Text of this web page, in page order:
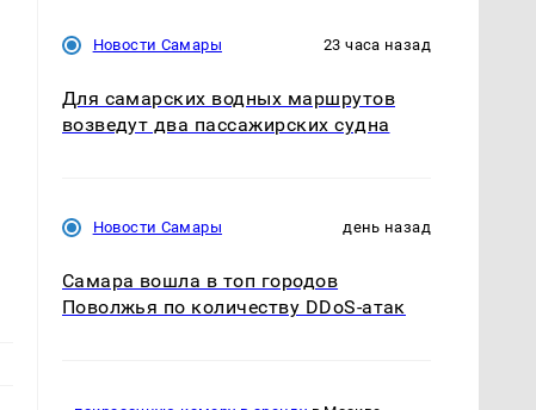
Новости Самары 23 часа назад
Для самарских водных маршрутов
возведут два пассажирских судна
Новости Самары день назад
Самара вошла в топ городов
Поволжья по количеству DDoS-атак